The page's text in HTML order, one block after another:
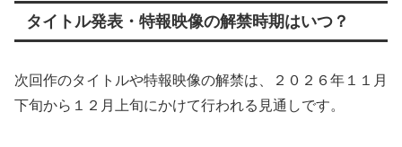
タイトル発表・特報映像の解禁時期はいつ？
次回作のタイトルや特報映像の解禁は、２０２６年１１月
下旬から１２月上旬にかけて行われる見通しです。